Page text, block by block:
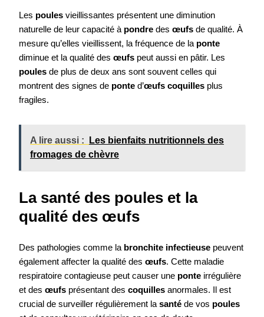
Les poules vieillissantes présentent une diminution
naturelle de leur capacité à pondre des œufs de qualité. À
mesure qu’elles vieillissent, la fréquence de la ponte
diminue et la qualité des œufs peut aussi en pâtir. Les
poules de plus de deux ans sont souvent celles qui
montrent des signes de ponte d’œufs coquilles plus
fragiles.
A lire aussi :
Les bienfaits nutritionnels des
fromages de chèvre
La santé des poules et la
qualité des œufs
Des pathologies comme la bronchite infectieuse peuvent
également affecter la qualité des œufs. Cette maladie
respiratoire contagieuse peut causer une ponte irrégulière
et des œufs présentant des coquilles anormales. Il est
crucial de surveiller régulièrement lasanté de vos poules